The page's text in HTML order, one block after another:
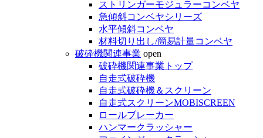
ストリンガーモジュラーコンベヤ
急傾斜コンベヤシリーズ
水平傾斜コンベヤ
材料切り出し/簡易計量コンベヤ
破砕機関連事業 open
破砕機関連事業トップ
自走式破砕機
自走式破砕機＆スクリーン
自走式スクリーンMOBISCREEN
ロールブレーカー
ハンマークラッシャー